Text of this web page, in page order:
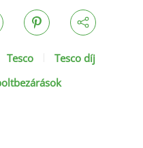
Tesco
Tesco díj